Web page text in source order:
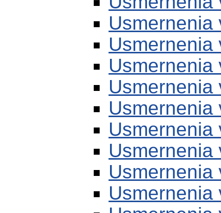
Usmernenia
Usmernenia
Usmernenia
Usmernenia
Usmernenia
Usmernenia
Usmernenia
Usmernenia
Usmernenia